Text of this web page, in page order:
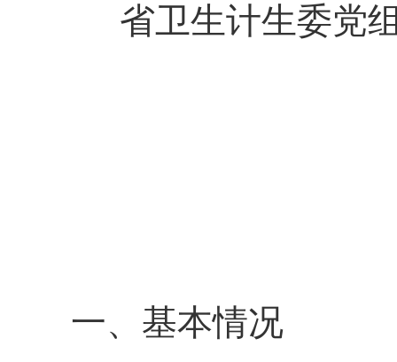
省卫生计生委党组
一、基本情况